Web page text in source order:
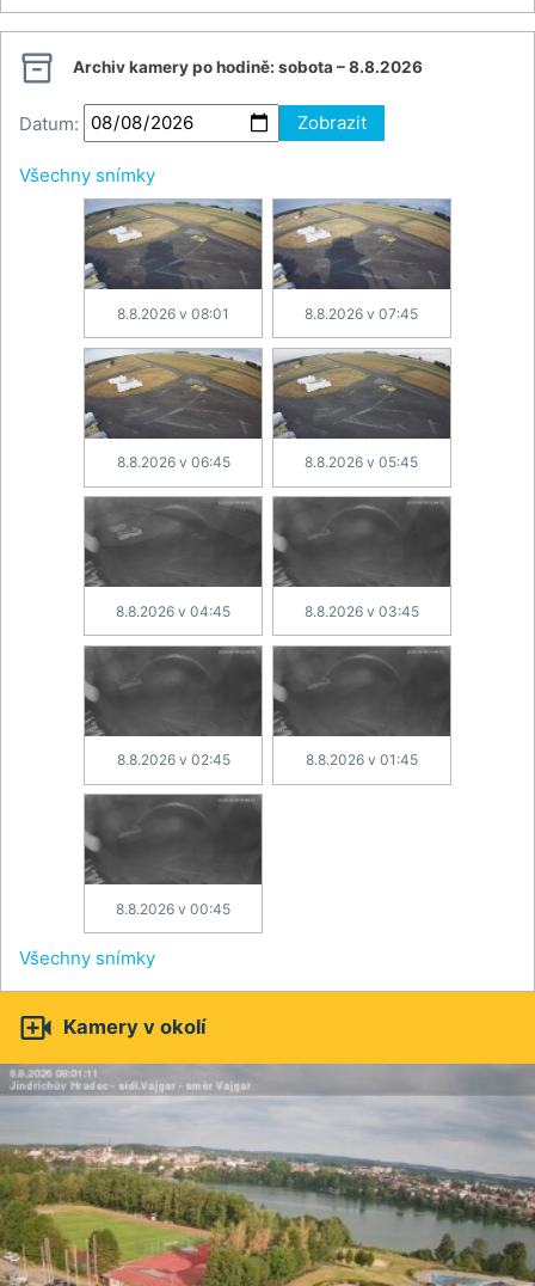
 Archiv kamery po hodině: sobota – 8.8.2026
Datum: Zobrazit
Všechny snímky
8.8.2026 v 08:01 8.8.2026 v 07:45
8.8.2026 v 06:45 8.8.2026 v 05:45
8.8.2026 v 04:45 8.8.2026 v 03:45
8.8.2026 v 02:45 8.8.2026 v 01:45
8.8.2026 v 00:45
Všechny snímky
 Kamery v okolí